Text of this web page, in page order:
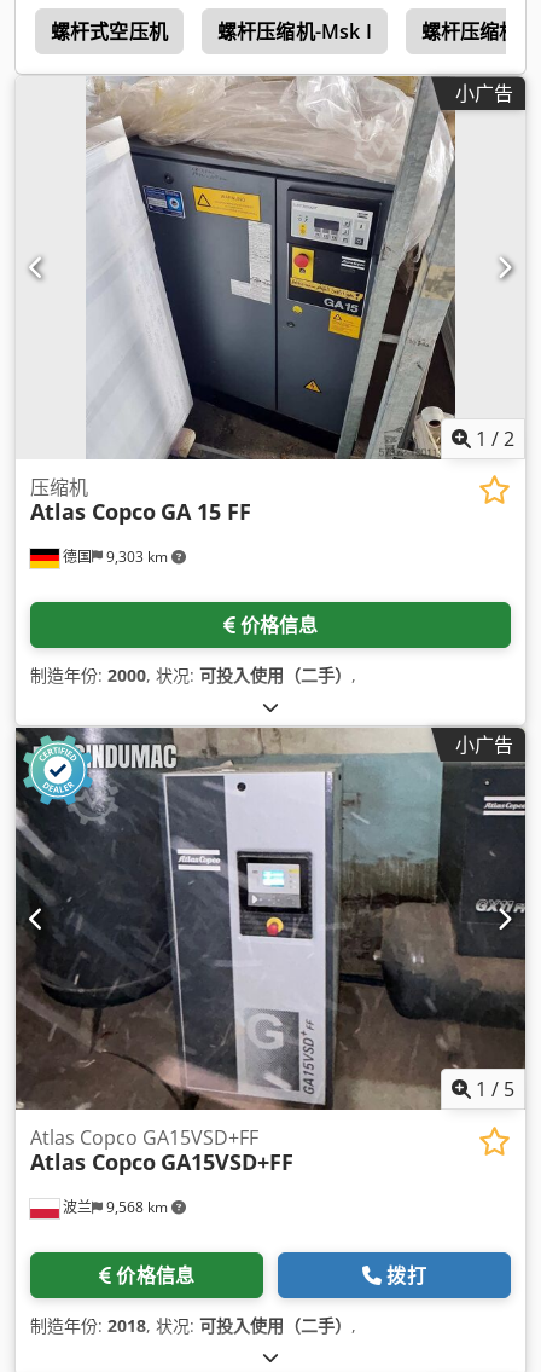
螺杆式空压机 螺杆压缩机-Msk I 螺杆压缩机
小广告
1 /2
德国 9,303 km
压缩机
Atlas Copco GA 15 FF
价格信息
制造年份: 2000, 状况: 可投入使用（二手） ,
小广告
1 / 5
波兰 9,568 km
Atlas Copco GA15VSD+FF
Atlas Copco GA15VSD+FF
价格信息 拨打
制造年份: 2018, 状况: 可投入使用（二手） ,